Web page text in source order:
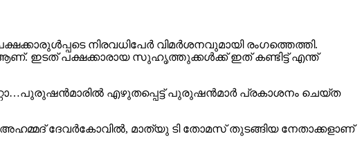
നിരവധിപേര്‍ വിമര്‍ശനവുമായി രംഗത്തെത്തി.
ഇടത് പക്ഷക്കാരായ സുഹൃത്തുക്കള്‍ക്ക് ഇത് കണ്ടിട്ട് എന്ത്
എഴുതപ്പെട്ട് പുരുഷന്‍മാര്‍ പ്രകാശനം ചെയ്ത
ദേവര്‍കോവില്‍, മാത്യു ടി തോമസ് തുടങ്ങിയ നേതാക്കളാണ്